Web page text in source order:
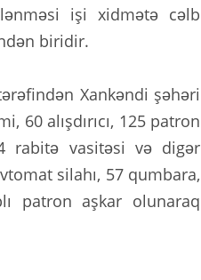
işi xidmətə cəlb
biridir.
Xankəndi şəhəri
60 alışdırıcı, 125 patron
rabitə vasitəsi və digər
silahı, 57 qumbara,
patron aşkar olunaraq